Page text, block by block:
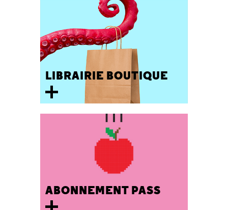
LIBRAIRIE BOUTIQUE
ABONNEMENT PASS